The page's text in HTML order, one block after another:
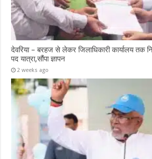
देवरिया – बरहज से लेकर जिलाधिकारी कार्यालय तक
पद यात्रा,सौंपा ज्ञापन
2 weeks ago